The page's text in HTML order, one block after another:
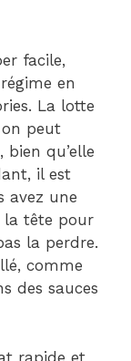
facile,
en
La lotte
peut
qu’elle
il est
avez une
la tête pour
la perdre.
comme
des sauces
rapide et